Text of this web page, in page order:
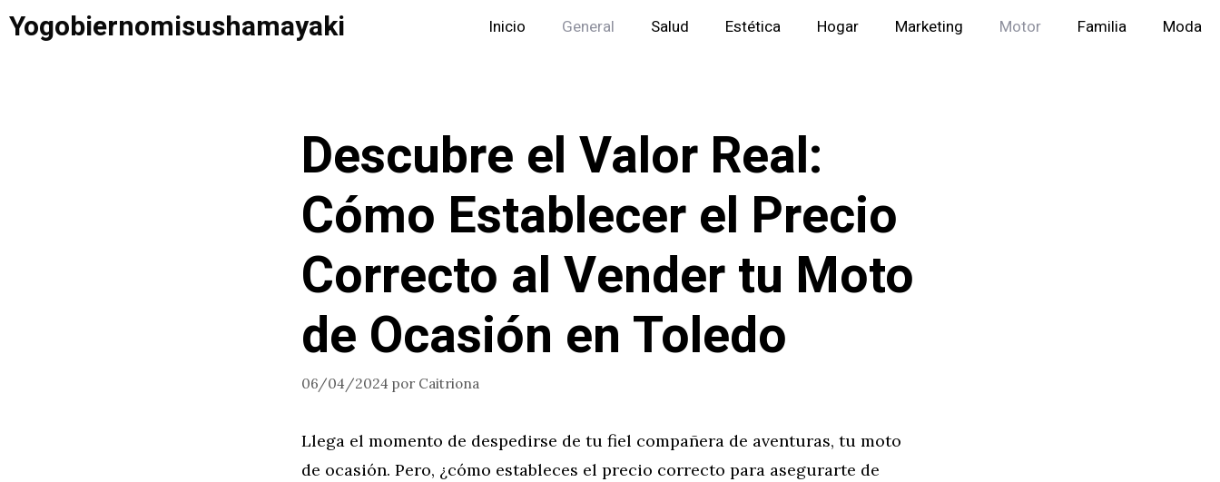
Saltar
Yogobiernomisushamayaki Inicio General Salud Estética Hogar Marketing Motor Familia Moda
Descubre el Valor Real:
Cómo Establecer el Precio
Correcto al Vender tu Moto
de Ocasión en Toledo
06/04/2024 por Caitriona
Llega el momento de despedirse de tu fiel compañera de aventuras, tu moto
de ocasión. Pero, ¿cómo estableces el precio correcto para asegurarte de